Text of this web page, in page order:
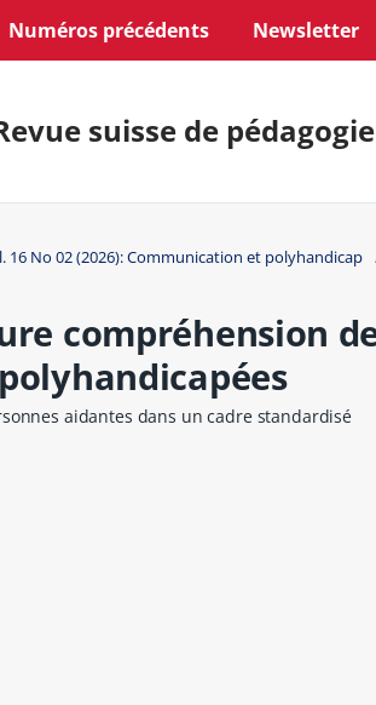
Numéros précédents Newsletter
suisse de
16 No 02 (2026): Communication et polyhandicap
compréhension
aidantes dans un cadre standardisé